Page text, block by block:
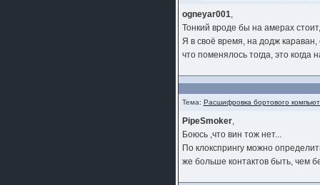
ogneyar001,
Тонкий вроде бы на амерах
Я в своё время, на додж
что поменялось тогда, это
Тема: Расшифровка бортового
PipeSmoker,
Боюсь ,что вин тож нет...
По клокспрингу можно
же больше контактов быть, чем